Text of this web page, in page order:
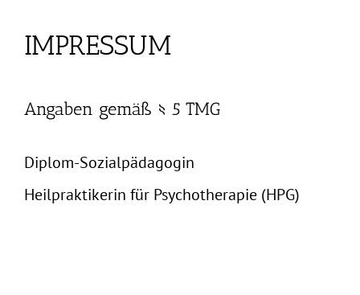
IMPRESSUM
Angaben gemäß § 5 TMG
Diplom-Sozialpädagogin
Heilpraktikerin für Psychotherapie (HPG)